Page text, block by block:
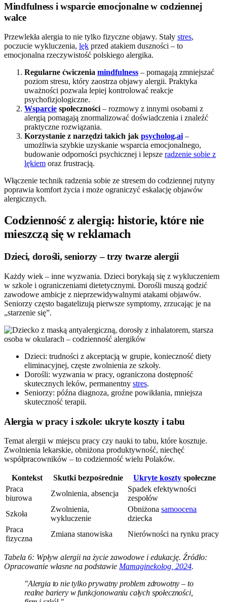
Mindfulness i wsparcie emocjonalne w codziennej
walce
Przewlekła alergia to nie tylko fizyczne objawy. Stały stres,
poczucie wykluczenia, lęk przed atakiem duszności – to
emocjonalna rzeczywistość polskiego alergika.
Regularne ćwiczenia mindfulness – pomagają zmniejszać
poziom stresu, który zaostrza objawy alergii. Praktyka
uważności pozwala lepiej kontrolować reakcje
psychofizjologiczne.
Wsparcie społeczności– rozmowy z innymi osobami z
alergią pomagają znormalizować doświadczenia i znaleźć
praktyczne rozwiązania.
Korzystanie z narzędzi takich jak psycholog.ai–
umożliwia szybkie uzyskanie wsparcia emocjonalnego,
budowanie odporności psychicznej i lepsze radzenie sobie z
lękiem oraz frustracją.
Włączenie technik radzenia sobie ze stresem do codziennej rutyny
poprawia komfort życia i może ograniczyć eskalację objawów
alergicznych.
Codzienność z alergią: historie, które nie
mieszczą się w reklamach
Dzieci, dorośli, seniorzy – trzy twarze alergii
Każdy wiek – inne wyzwania. Dzieci borykają się z wykluczeniem
w szkole i ograniczeniami dietetycznymi. Dorośli muszą godzić
zawodowe ambicje z nieprzewidywalnymi atakami objawów.
Seniorzy często bagatelizują pierwsze symptomy, zrzucając je na
„starzenie się”.
Dzieci: trudności z akceptacją w grupie, konieczność diety
eliminacyjnej, częste zwolnienia ze szkoły.
Dorośli: wyzwania w pracy, ograniczona dostępność
skutecznych leków, permanentny stres.
Seniorzy: późna diagnoza, groźne powikłania, mniejsza
skuteczność terapii.
Alergia w pracy i szkole: ukryte koszty i tabu
Temat alergii w miejscu pracy czy nauki to tabu, które kosztuje.
Zwolnienia lekarskie, obniżona produktywność, niechęć
współpracowników – to codzienność wielu Polaków.
Kontekst Skutki bezpośrednie Ukryte koszty społeczne
Praca
biurowa
Zwolnienia, absencja
Spadek efektywności
zespołów
Szkoła
Zwolnienia,
wykluczenie
Obniżona samoocena
dziecka
Praca
fizyczna
Zmiana stanowiska Nierówności na rynku pracy
Tabela 6: Wpływ alergii na życie zawodowe i edukację. Źródło:
Opracowanie własne na podstawie Mamaginekolog, 2024.
"Alergia to nie tylko prywatny problem zdrowotny – to
realne bariery w funkcjonowaniu całych społeczności,